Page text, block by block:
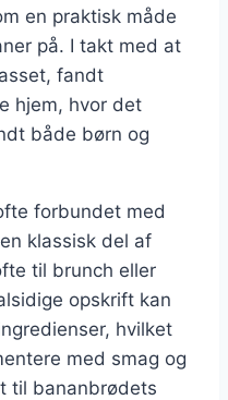
en praktisk måde
på. I takt med at
fandt
hjem, hvor det
både børn og
forbundet med
klassisk del af
til brunch eller
opskrift kan
hvilket
med smag og
til bananbrødets